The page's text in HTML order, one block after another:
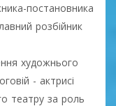
постановника
розбійник
художнього
- актрисі
театру за роль